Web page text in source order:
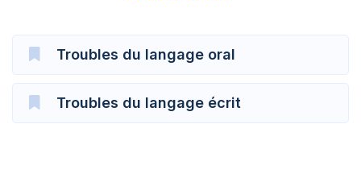
Troubles du langage oral
Troubles du langage écrit